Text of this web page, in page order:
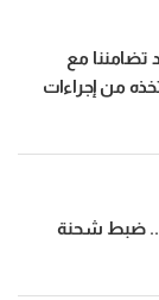
تضامننا مع
من إجراءات
ضبط شحنة